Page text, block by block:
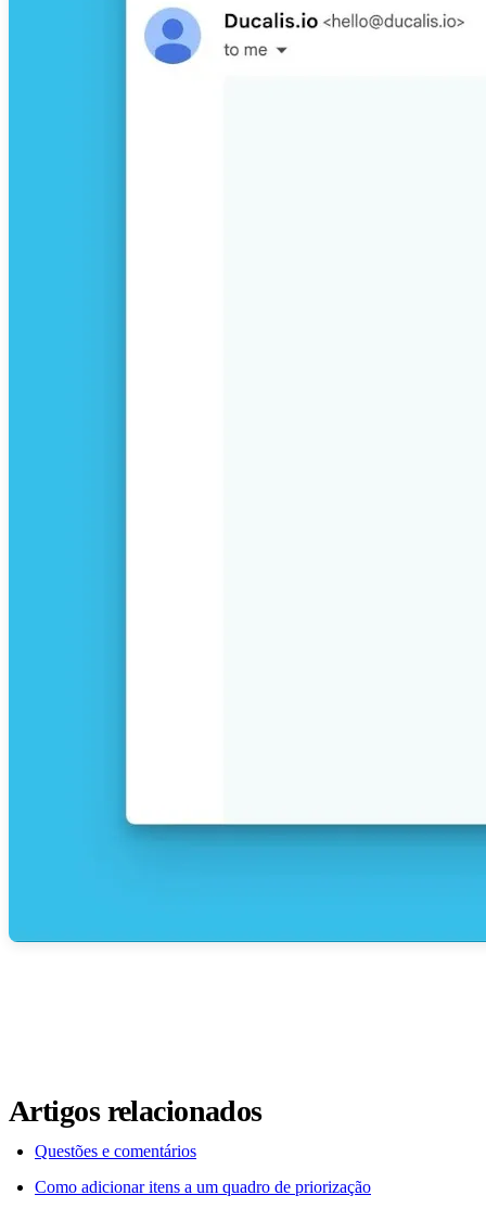
Artigos relacionados
Questões e comentários
Como adicionar itens a um quadro de priorização